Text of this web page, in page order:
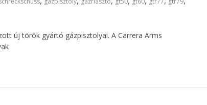
új török gyártó gázpisztolyai. A Carrera Arms